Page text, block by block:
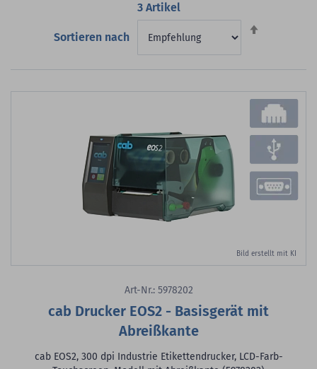
3Artikel
Sortieren nach
Bild erstellt mit KI
Art-Nr.: 5978202
cab Drucker EOS2 - Basisgerät mit
Abreißkante
cab EOS2, 300 dpi Industrie Etikettendrucker, LCD-Farb-